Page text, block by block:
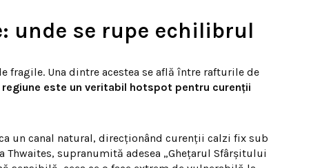
unde se rupe echilibrul
fragile. Una dintre acestea se află între rafturile de
regiune este un veritabil hotspot pentru curenții
un canal natural, direcționând curenții calzi fix sub
supranumită adesea „Ghețarul Sfârșitului